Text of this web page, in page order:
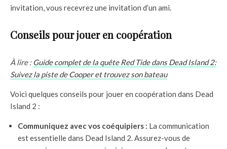
invitation, vous recevrez une invitation d’un ami.
Conseils pour jouer en coopération
À lire :Guide complet de la quête Red Tide dans Dead Island 2:
Suivez la piste de Cooper et trouvez son bateau
Voici quelques conseils pour jouer en coopération dans Dead
Island 2 :
Communiquez avec vos coéquipiers : La communication
est essentielle dans Dead Island 2. Assurez-vous de